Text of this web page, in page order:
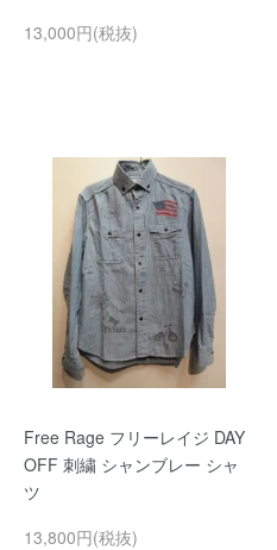
13,000円(税抜)
Free Rage フリーレイジ DAY
OFF 刺繍 シャンブレー シャ
ツ
13,800円(税抜)